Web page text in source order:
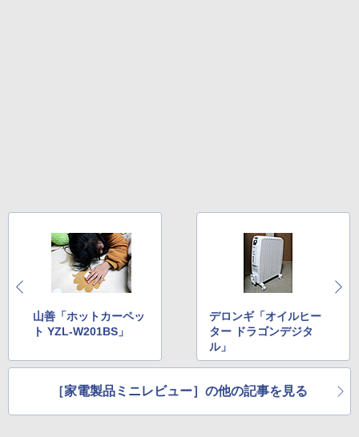
山善「ホットカーペッ
ト YZL-W201BS」
デロンギ「オイルヒー
ター ドラゴンデジタ
ル」
［家電製品ミニレビュー］の他の記事を見る